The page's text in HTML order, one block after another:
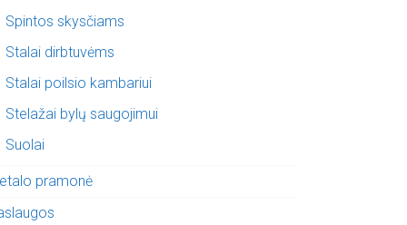
Spintos skysčiams
Stalai dirbtuvėms
Stalai poilsio kambariui
Stelažai bylų saugojimui
Suolai
pramonė